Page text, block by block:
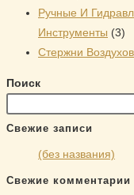
Ручные И
Инструменты
33
Стержни
Поиск
Свежие записи
(без названия)
Свежие комментарии